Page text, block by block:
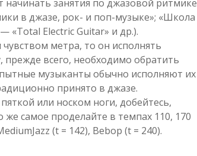
занятия по джазовой ритмике
в джазе, рок- и поп-музыке»; «Школа
«Total Electric Guitar» и др.).
метра, то он исполнять
всего, необходимо обратить
музыканты обычно исполняют их
принято в джазе.
или носком ноги, добейтесь,
самое проделайте в темпах 110, 170
(t = 142), Bebop (t = 240).